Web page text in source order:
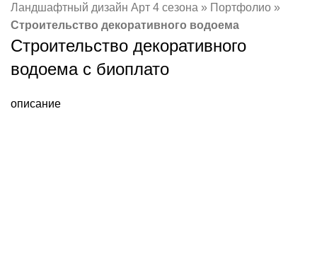
Ландшафтный дизайн Арт 4 сезона » Портфолио »
Строительство декоративного водоема
Строительство декоративного
водоема с биоплато
описание